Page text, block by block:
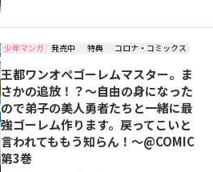
少年マンガ 発売中 特典 コロナ・コミックス
王都ワンオペゴーレムマスター。ま
さかの追放！？～自由の身になった
ので弟子の美人勇者たちと一緒に最
強ゴーレム作ります。戻ってこいと
言われてももう知らん！～@COMIC
第3巻